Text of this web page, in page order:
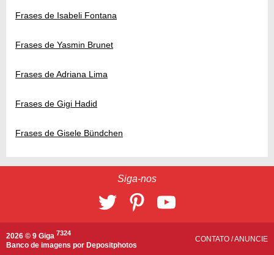
Frases de Isabeli Fontana
Frases de Yasmin Brunet
Frases de Adriana Lima
Frases de Gigi Hadid
Frases de Gisele Bündchen
Siga-nos
2026 © 9 Giga 7324
Banco de imagens por Depositphotos
CONTATO /ANUNCIE